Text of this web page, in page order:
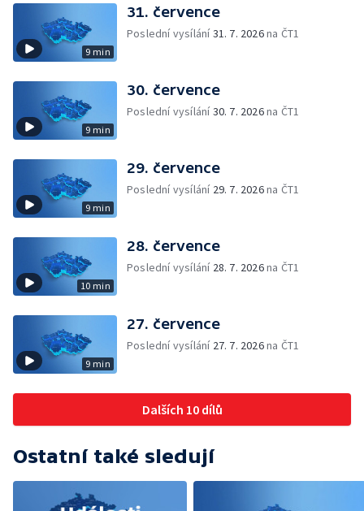
9 min
31. července
Poslední vysílání31. 7. 2026na ČT1
9 min
30. července
Poslední vysílání30. 7. 2026na ČT1
9 min
29. července
Poslední vysílání 29. 7. 2026na ČT1
10 min
28. července
Poslední vysílání 28. 7. 2026na ČT1
9 min
27. července
Poslední vysílání 27. 7. 2026na ČT1
Dalších 10 dílů
Ostatní také sledují